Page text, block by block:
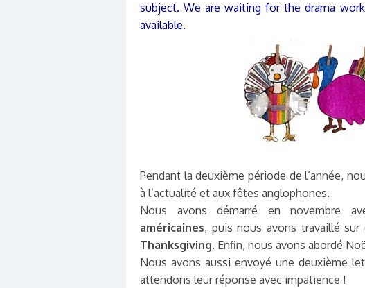
subject. We are waiting for the drama
available.
Pendant la deuxième période de l’année,
à l’actualité et aux fêtes anglophones.
Nous avons démarré en novembre
américaines, puis nous avons travaillé
Thanksgiving. Enfin, nous avons abordé
Nous avons aussi envoyé une deuxième
attendons leur réponse avec impatience !